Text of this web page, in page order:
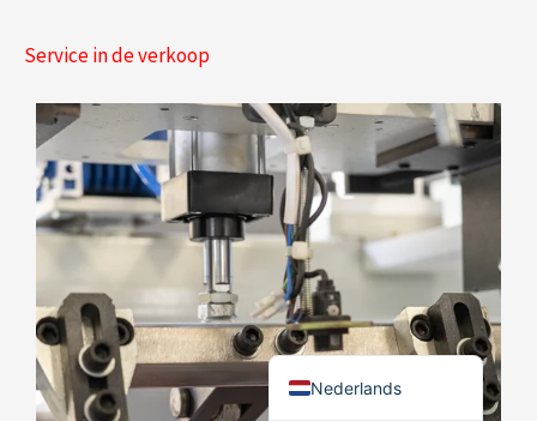
Service in de verkoop
Nederlands
English
العربية
Français
Bahasa Indonesia
Português do Brasil
Español
Русский